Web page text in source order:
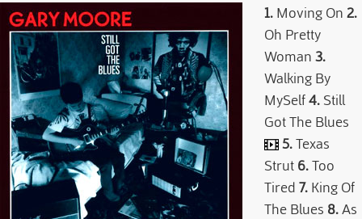
1. Moving On 2.
Oh Pretty
Woman 3.
Walking By
MySelf4. Still
Got The Blues
5.Texas
Strut 6.Too
Tired 7. King Of
The Blues 8.As